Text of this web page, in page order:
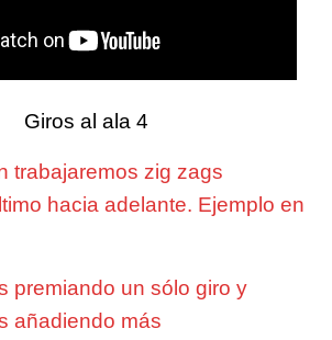
Giros al ala 4
trabajaremos zig zags
hacia adelante. Ejemplo en
premiando un sólo giro y
añadiendo más